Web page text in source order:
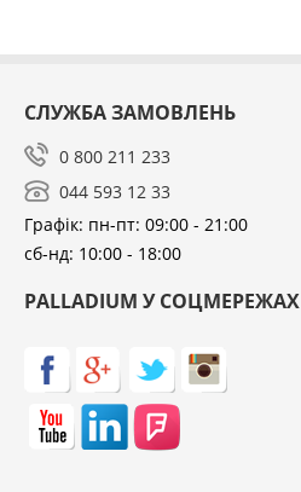
СЛУЖБА ЗАМОВЛЕНЬ
0 800 211 233
044 593 12 33
Графік: пн-пт: 09:00 - 21:00
сб-нд: 10:00 - 18:00
PALLADIUM У СОЦМЕРЕЖАХ